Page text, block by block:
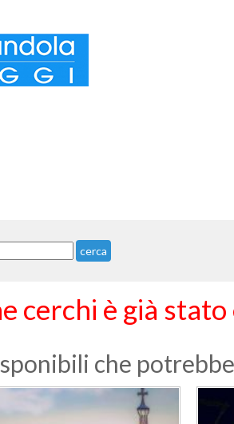
cerca
cerchi è già
che